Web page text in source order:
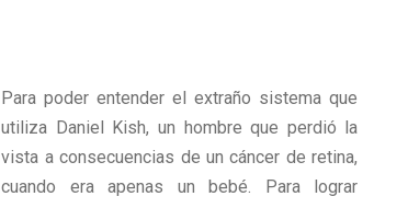
Para poder entender el extraño sistema que
utiliza Daniel Kish, un hombre que perdió la
vista a consecuencias de un cáncer de retina,
cuando era apenas un bebé. Para lograr